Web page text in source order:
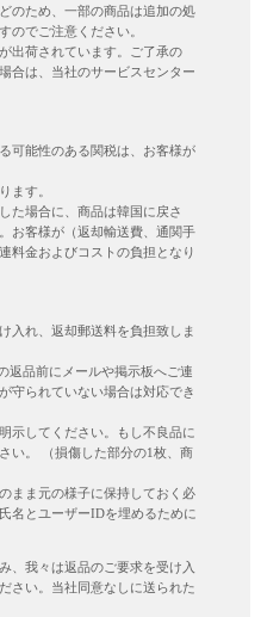
のため、一部の商品は追加の処
のでご注意ください。
出荷されています。ご了承の
合は、当社のサービスセンター
可能性のある関税は、お客様が
ます。
た場合に、商品は韓国に戻さ
お客様が（返却輸送費、通関手
料金およびコストの負担となり
入れ、返却郵送料を負担致しま
返品前にメールや掲示板へご連
守られていない場合は対応でき
示してください。もし不良品に
い。 （損傷した部分の1枚、商
まま元の様子に保持しておく必
名とユーザーIDを埋めるために
、我々は返品のご要求を受け入
さい。当社同意なしに送られた